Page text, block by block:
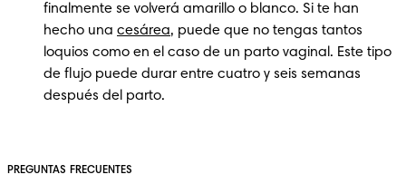
finalmente se volverá amarillo o blanco. Si te han
hecho una cesárea, puede que no tengas tantos
loquios como en el caso de un parto vaginal. Este tipo
de flujo puede durar entre cuatro y seis semanas
después del parto.
PREGUNTAS FRECUENTES